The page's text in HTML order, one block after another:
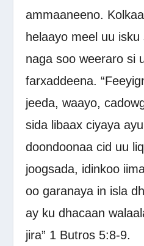
ammaaneeno.
helaayo meel uu
naga soo weeraro si
farxaddeena.
jeeda, waayo,
sida libaax ciyaya
doondoonaa cid uu
joogsada, idinkoo
oo garanaya in isla
ay ku dhacaan
jira” 1 Butros 5:8-9.